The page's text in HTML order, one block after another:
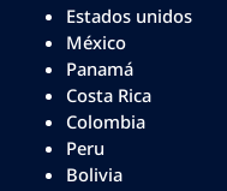
Estados unidos
México
Panamá
Costa Rica
Colombia
Peru
Bolivia